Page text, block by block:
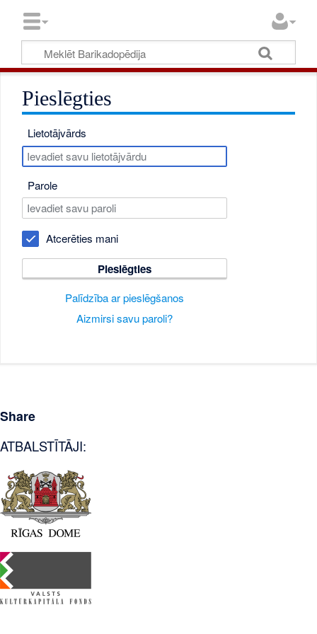
Pieslēgties
Lietotājvārds
Parole
Atcerēties mani
Pieslēgties
Palīdzība ar pieslēgšanos
Aizmirsi savu paroli?
Share
ATBALSTĪTĀJI: